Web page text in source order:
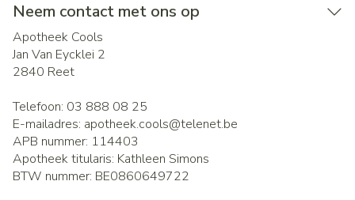
Neem contact met ons op
Apotheek Cools
Jan Van Eycklei 2
2840 Reet
Telefoon: 03 888 08 25
E-mailadres: apotheek.cools@telenet.be
APB nummer: 114403
Apotheek titularis: Kathleen Simons
BTW nummer: BE0860649722